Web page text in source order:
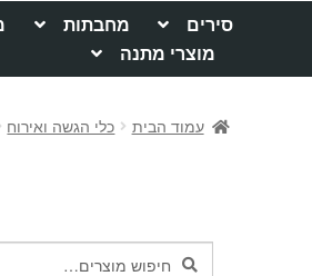
סירים מחבתות
מוצרי מתנה
עמוד הבית כלי הגשה ואירוח
חיפושחיפוש